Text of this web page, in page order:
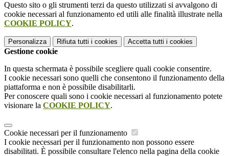
Questo sito o gli strumenti terzi da questo utilizzati si avvalgono di
cookie necessari al funzionamento ed utili alle finalità illustrate nella
COOKIE POLICY.
Personalizza Rifiuta tutti i cookies Accetta tutti i cookies
Gestione cookie
In questa schermata è possibile scegliere quali cookie consentire.
I cookie necessari sono quelli che consentono il funzionamento della
piattaforma e non è possibile disabilitarli.
Per conoscere quali sono i cookie necessari al funzionamento potete
visionare la COOKIE POLICY.
Cookie necessari per il funzionamento
I cookie necessari per il funzionamento non possono essere
disabilitati. È possibile consultare l'elenco nella pagina della cookie